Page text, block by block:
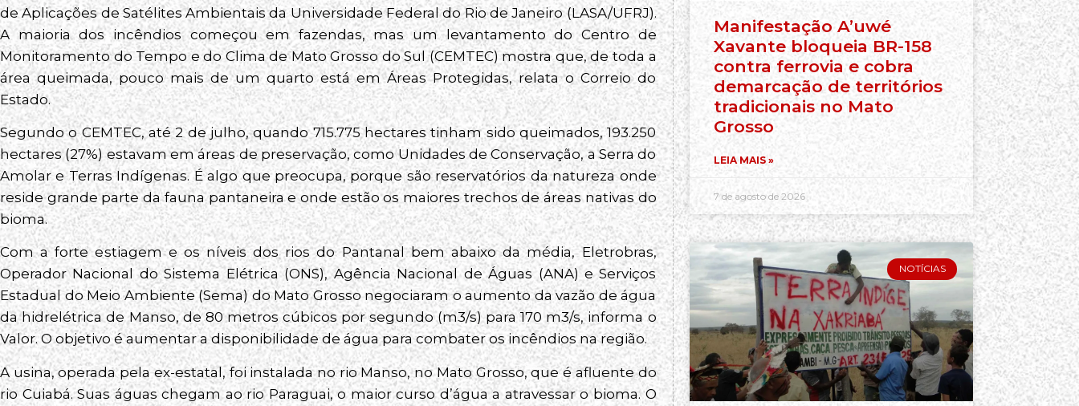
de Aplicações de Satélites Ambientais da Universidade Federal do Rio de Janeiro (LASA/UFRJ).
A maioria dos incêndios começou em fazendas, mas um levantamento do Centro de
Monitoramento do Tempo e do Clima de Mato Grosso do Sul (CEMTEC) mostra que, de toda a
área queimada, pouco mais de um quarto está em Áreas Protegidas, relata o Correio do
Estado.
Segundo o CEMTEC, até 2 de julho, quando 715.775 hectares tinham sido queimados, 193.250
hectares (27%) estavam em áreas de preservação, como Unidades de Conservação, a Serra do
Amolar e Terras Indígenas. É algo que preocupa, porque são reservatórios da natureza onde
reside grande parte da fauna pantaneira e onde estão os maiores trechos de áreas nativas do
bioma.
Com a forte estiagem e os níveis dos rios do Pantanal bem abaixo da média, Eletrobras,
Operador Nacional do Sistema Elétrica (ONS), Agência Nacional de Águas (ANA) e Serviços
Estadual do Meio Ambiente (Sema) do Mato Grosso negociaram o aumento da vazão de água
da hidrelétrica de Manso, de 80 metros cúbicos por segundo (m3/s) para 170 m3/s, informa o
Valor. O objetivo é aumentar a disponibilidade de água para combater os incêndios na região.
A usina, operada pela ex-estatal, foi instalada no rio Manso, no Mato Grosso, que é afluente do
rio Cuiabá. Suas águas chegam ao rio Paraguai, o maior curso d’água a atravessar o bioma. O
Manifestação A’uwé
Xavante bloqueia BR-158
contra ferrovia e cobra
demarcação de territórios
tradicionais no Mato
Grosso
LEIA MAIS »
7 de agosto de 2026
NOTÍCIAS